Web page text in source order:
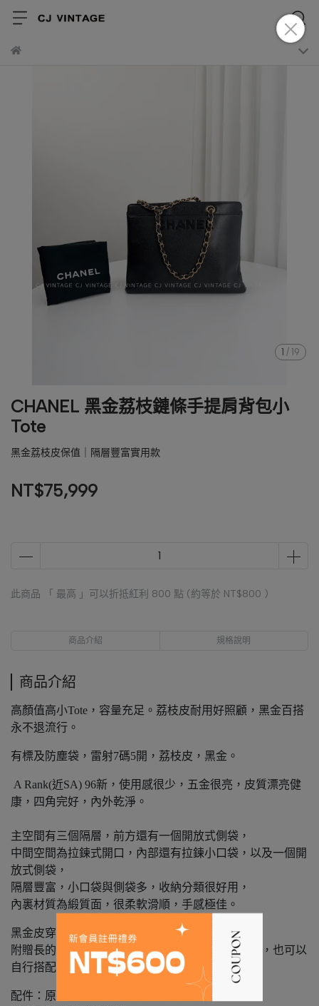
1 / 19
CHANEL 黑金荔枝鏈條手提肩背包小
Tote
黑金荔枝皮保值｜隔層豐富實用款
NT$75,999
此商品 「 最高 」可以折抵紅利 800 點 (約等於 NT$800 )
商品介紹 規格說明
商品介紹
高顏值高小Tote，容量充足。荔枝皮耐用好照顧，黑金百搭
永不退流行。
有標及防塵袋，雷射7碼5開，荔枝皮，黑金。
A Rank(近SA) 96新，使用感很少，五金很亮，皮質漂亮健
康，四角完好，內外乾淨。
主空間有三個隔層，前方還有一個開放式側袋，
中間空間為拉鍊式開口，內部還有拉鍊小口袋，以及一個開
放式側袋，
隔層豐富，小口袋與側袋多，收納分類很好用，
內裏材質為緞質面，很柔軟滑順，手感極佳。
黑金皮穿練手提帶很金亮，
附贈長的訂製黑金皮穿鏈，可以斜背，長鍊可拆式，也可以
自行搭配不同的肩帶。
配件：原廠防塵袋，